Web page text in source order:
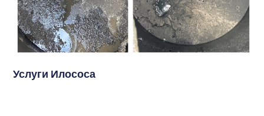
Услуги Илососа